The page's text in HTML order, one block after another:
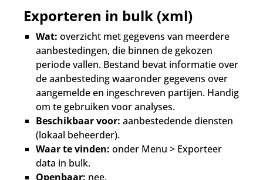
Exporteren in bulk (xml)
Wat: overzicht met gegevens van meerdere
aanbestedingen, die binnen de gekozen
periode vallen. Bestand bevat informatie over
de aanbesteding waaronder gegevens over
aangemelde en ingeschreven partijen. Handig
om te gebruiken voor analyses.
Beschikbaar voor: aanbestedende diensten
(lokaal beheerder).
Waar te vinden: onder Menu > Exporteer
data in bulk.
Openbaar: nee.